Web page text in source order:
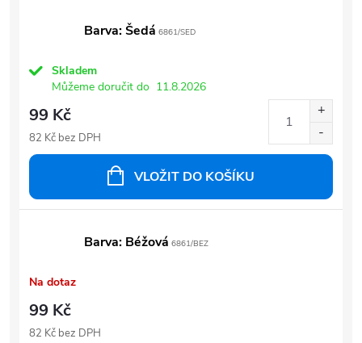
Barva: Šedá 6861/SED
Skladem
Můžeme doručit do 11.8.2026
99 Kč
82 Kč bez DPH
VLOŽIT DO KOŠÍKU
Barva: Béžová 6861/BEZ
Na dotaz
99 Kč
82 Kč bez DPH